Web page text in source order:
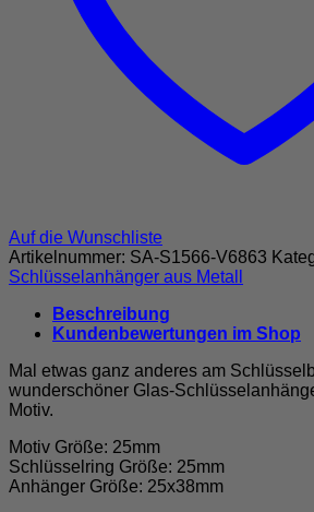
Auf die Wunschliste
Artikelnummer: SA-S1566-V6863
Schlüsselanhänger aus Metall
Beschreibung
Kundenbewertungen im Shop
Mal etwas ganz anderes am
wunderschöner Glas-
Motiv.
Motiv Größe: 25mm
Schlüsselring Größe: 25mm
Anhänger Größe: 25x38mm